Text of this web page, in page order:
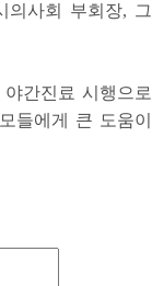
의사회 부회장, 그
간진료 시행으로
들에게 큰 도움이